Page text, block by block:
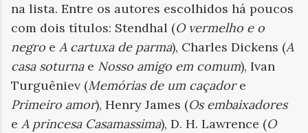
na lista. Entre os autores escolhidos há poucos
com dois títulos: Stendhal (O vermelho e o
negro e A cartuxa de parma), Charles Dickens (A
casa soturnae Nosso amigo em comum), Ivan
Turguêniev (Memórias de um caçadore
Primeiro amor), Henry James (Os embaixadores
e A princesa Casamassima), D. H. Lawrence (O